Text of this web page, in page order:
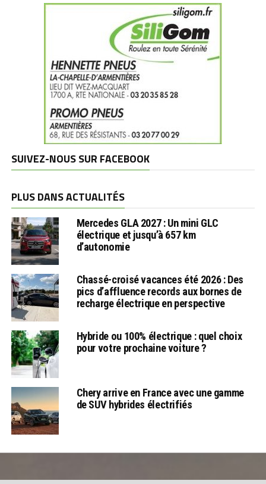
SUIVEZ-NOUS SUR FACEBOOK
PLUS DANS ACTUALITÉS
Mercedes GLA 2027 : Un mini GLC
électrique et jusqu’à 657 km
d’autonomie
Chassé-croisé vacances été 2026 : Des
pics d’affluence records aux bornes de
recharge électrique en perspective
Hybride ou 100% électrique : quel choix
pour votre prochaine voiture ?
Chery arrive en France avec une gamme
de SUV hybrides électrifiés